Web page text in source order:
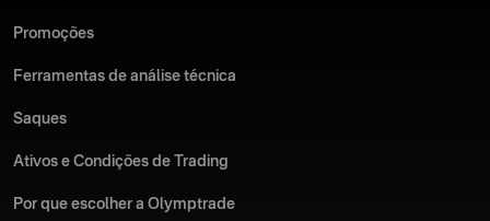
Promoções
Ferramentas de análise técnica
Saques
Ativos e Condições de Trading
Por que escolher a Olymptrade